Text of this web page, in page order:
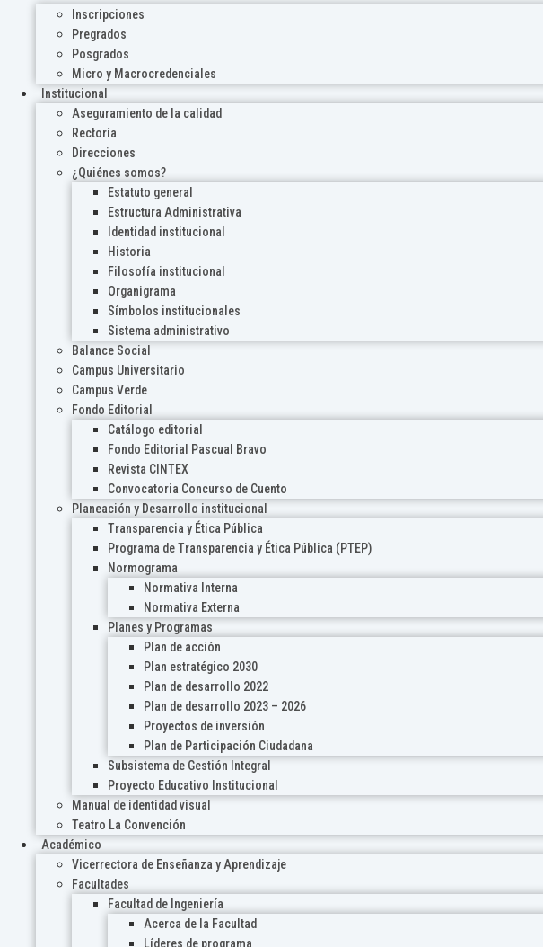
Inscripciones
Pregrados
Posgrados
Micro y Macrocredenciales
Institucional
Aseguramiento de la calidad
Rectoría
Direcciones
¿Quiénes somos?
Estatuto general
Estructura Administrativa
Identidad institucional
Historia
Filosofía institucional
Organigrama
Símbolos institucionales
Sistema administrativo
Balance Social
Campus Universitario
Campus Verde
Fondo Editorial
Catálogo editorial
Fondo Editorial Pascual Bravo
Revista CINTEX
Convocatoria Concurso de Cuento
Planeación y Desarrollo institucional
Transparencia y Ética Pública
Programa de Transparencia y Ética Pública (PTEP)
Normograma
Normativa Interna
Normativa Externa
Planes y Programas
Plan de acción
Plan estratégico 2030
Plan de desarrollo 2022
Plan de desarrollo 2023 – 2026
Proyectos de inversión
Plan de Participación Ciudadana
Subsistema de Gestión Integral
Proyecto Educativo Institucional
Manual de identidad visual
Teatro La Convención
Académico
Vicerrectora de Enseñanza y Aprendizaje
Facultades
Facultad de Ingeniería
Acerca de la Facultad
Líderes de programa